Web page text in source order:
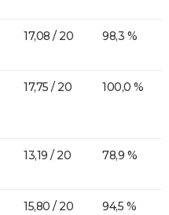
17,08 / 20 98,3 %
17,75 / 20 100,0 %
13,19 / 20 78,9 %
15,80 / 20 94,5 %